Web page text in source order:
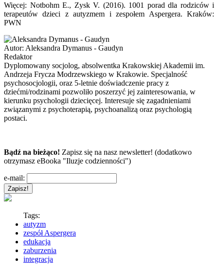
Więcej: Notbohm E., Zysk V. (2016). 1001 porad dla rodziców i
terapeutów dzieci z autyzmem i zespołem Aspergera. Kraków:
PWN
Autor: Aleksandra Dymanus - Gaudyn
Redaktor
Dyplomowany socjolog, absolwentka Krakowskiej Akademii im.
Andrzeja Frycza Modrzewskiego w Krakowie. Specjalność
psychosocjologii, oraz 5-letnie doświadczenie pracy z
dziećmi/rodzinami pozwoliło poszerzyć jej zainteresowania, w
kierunku psychologii dziecięcej. Interesuje się zagadnieniami
związanymi z psychoterapią, psychoanalizą oraz psychologią
postaci.
Bądź na bieżąco! Zapisz się na nasz newsletter! (dodatkowo
otrzymasz eBooka "Iluzje codzienności")
e-mail:
Tags:
autyzm
zespół Aspergera
edukacja
zaburzenia
integracja